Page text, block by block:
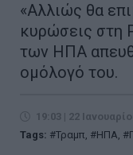
«Αλλιώς θα
κυρώσεις στη
των ΗΠΑ
ομόλογό του.
19:03 | 22
Tags:
Τραμπ, ΗΠΑ,